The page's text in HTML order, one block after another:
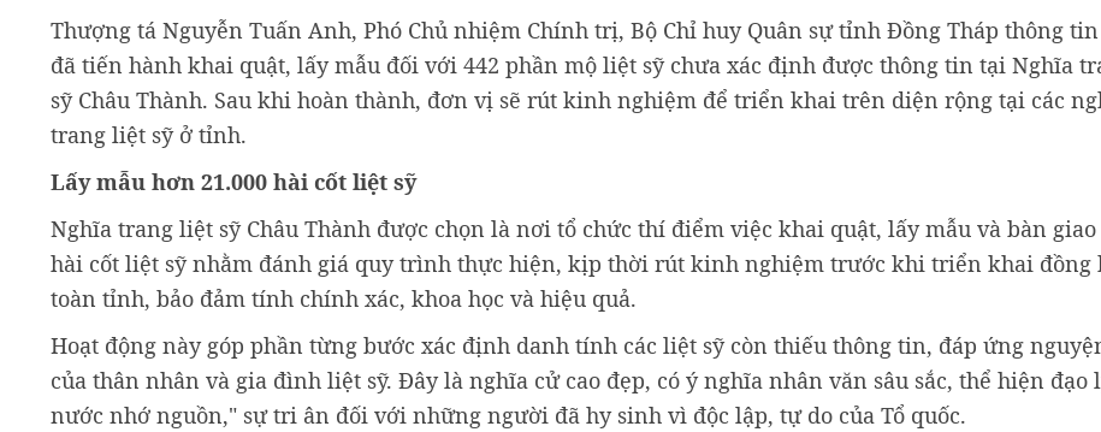
Thượng tá Nguyễn Tuấn Anh, Phó Chủ nhiệm Chính trị, Bộ Chỉ huy Quân sự tỉnh Đồng Tháp thông
đã tiến hành khai quật, lấy mẫu đối với 442 phần mộ liệt sỹ chưa xác định được thông tin tại Nghĩa
sỹ Châu Thành. Sau khi hoàn thành, đơn vị sẽ rút kinh nghiệm để triển khai trên diện rộng tại các
trang liệt sỹ ở tỉnh.
Lấy mẫu hơn 21.000 hài cốt liệt sỹ
Nghĩa trang liệt sỹ Châu Thành được chọn là nơi tổ chức thí điểm việc khai quật, lấy mẫu và bàn
hài cốt liệt sỹ nhằm đánh giá quy trình thực hiện, kịp thời rút kinh nghiệm trước khi triển khai đồng
toàn tỉnh, bảo đảm tính chính xác, khoa học và hiệu quả.
Hoạt động này góp phần từng bước xác định danh tính các liệt sỹ còn thiếu thông tin, đáp ứng
của thân nhân và gia đình liệt sỹ. Đây là nghĩa cử cao đẹp, có ý nghĩa nhân văn sâu sắc, thể hiện đạo
nước nhớ nguồn," sự tri ân đối với những người đã hy sinh vì độc lập, tự do của Tổ quốc.